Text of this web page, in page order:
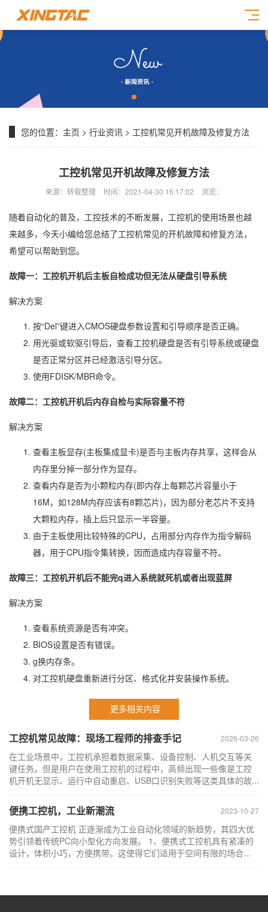
您的位置： 主页 > 行业资讯 > 工控机常见开机故障及修复方法
工控机常见开机故障及修复方法
来源：转载整理 时间：2021-04-30 16:17:02 浏览：
随着自动化的普及，工控技术的不断发展，工控机的使用场景也越
来越多，今天小编给您总结了工控机常见的开机故障和修复方法，
希望可以帮助到您。
故障一：工控机开机后主板自检成功但无法从硬盘引导系统
解决方案
按“Del”键进入CMOS硬盘参数设置和引导顺序是否正确。
用光驱或软驱引导后，查看工控机硬盘是否有引导系统或硬盘
是否正常分区并已经激活引导分区。
使用FDISK/MBR命令。
故障二：工控机开机后内存自检与实际容量不符
解决方案
查看主板显存(主板集成显卡)是否与主板内存共享，这样会从
内存里分掉一部分作为显存。
查看内存是否为小颗粒内存(即内存上每颗芯片容量小于
16M，如128M内存应该有8颗芯片)，因为部分老芯片不支持
大颗粒内存，插上后只显示一半容量。
由于主板使用比较特殊的CPU，占用部分内存作为指令解码
器，用于CPU指令集转换，因而造成内存容量不符。
故障三：工控机开机后不能完q进入系统就死机或者出现蓝屏
解决方案
查看系统资源是否有冲突。
BIOS设置是否有错误。
g换内存条。
对工控机硬盘重新进行分区、格式化并安装操作系统。
更多相关内容
2026-03-26
工控机常见故障：现场工程师的排查手记
在工业场景中，工控机承担着数据采集、设备控制、人机交互等关
键任务。但是用户在使用工控机的过程中，高频出现一些像是工控
机开机无显示、运行中自动重启、USB口识别失败等这类具体的故...
2023-10-27
便携工控机，工业新潮流
便携式国产工控机 正逐渐成为工业自动化领域的新趋势，其四大优
势引领着传统PC向小型化方向发展。 1、便携式工控机具有紧凑的
设计，体积小巧，方便携带。这使得它们适用于空间有限的场合...